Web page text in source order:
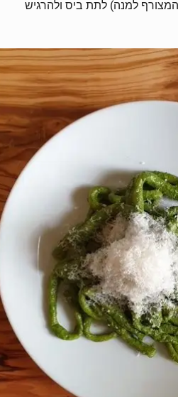
למנה) לתת ביס ולהרגיש